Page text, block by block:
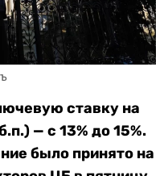
ставку на
— с 13% до 15%.
было принято на